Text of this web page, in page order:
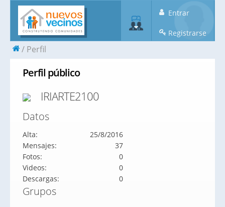
Entrar
Registrarse
Perfil
Perfil público
IRIARTE2100
Datos
Alta:
25/8/2016
Mensajes:
37
Fotos:
0
Videos:
0
Descargas:
0
Grupos